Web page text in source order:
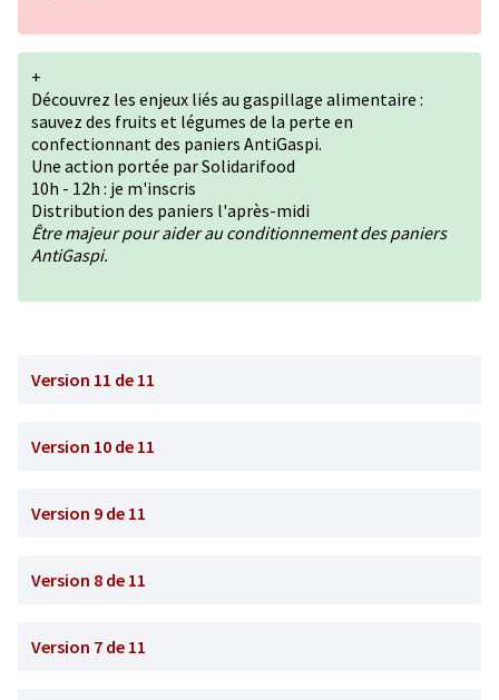
+
Découvrez les enjeux liés au gaspillage alimentaire :
sauvez des fruits et légumes de la perte en
confectionnant des paniers AntiGaspi.
Une action portée par Solidarifood
10h - 12h : je m'inscris
Distribution des paniers l'après-midi
Être majeur pour aider au conditionnement des paniers
AntiGaspi.
Version 11 de 11
Version 10 de 11
Version 9 de 11
Version 8 de 11
Version 7 de 11